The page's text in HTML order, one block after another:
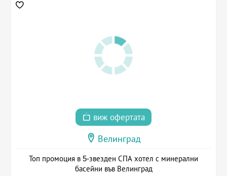
виж офертата
Велинград
Топ промоция в 5-звезден СПА хотел с минерални
басейни във Велинград